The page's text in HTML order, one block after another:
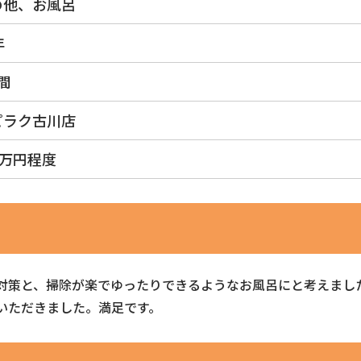
、お風呂
ク古川店
円程度
と、掃除が楽でゆったりできるようなお風呂にと考えまし
だきました。満足です。